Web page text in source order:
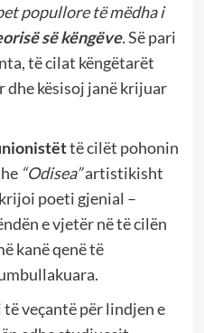
popullore të mëdha i
së këngëve.Së pari
të cilat këngëtarët
dhe kësisoj janë krijuar
të cilët pohonin
“Odisea”artistikisht
poeti gjenial –
e vjetër në të cilën
kanë qenë të
veçantë për lindjen e